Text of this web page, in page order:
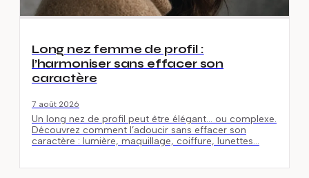
Long nez femme de profil :
l’harmoniser sans effacer son
caractère
7 août 2026
Un long nez de profil peut être élégant… ou complexe.
Découvrez comment l’adoucir sans effacer son
caractère : lumière, maquillage, coiffure, lunettes…